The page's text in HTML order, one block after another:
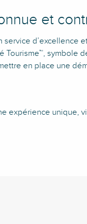
et
service d’excellence
Tourisme™, symbole
en place une
expérience unique,